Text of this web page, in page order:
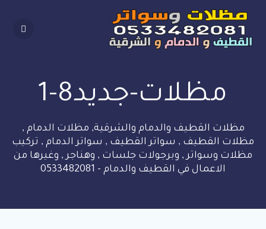
to
content
مظلات-جديد8-1
مظلات القطيف والدمام والشرقية, مظلات الدمام ,
مظلات القطيف , سواتر القطيف , سواتر الدمام , تركيب
مظلات وسواتر , وبرجولات جلسات , وهناجر , وغيرها من
الاعمال في القطيف والدمام - 0533482081